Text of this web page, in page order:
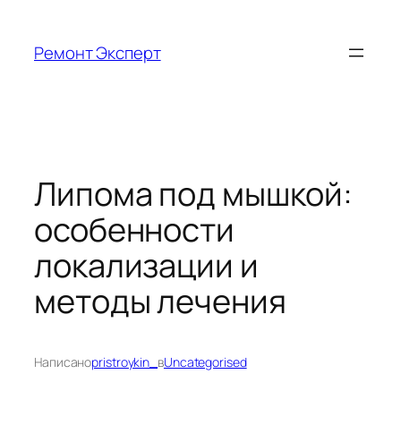
содержимому
Ремонт Эксперт
Липома под мышкой:
особенности
локализации и
методы лечения
Написаноpristroykin_ вUncategorised